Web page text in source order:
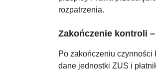
rozpatrzenia.
Zakończenie kontroli
Po zakończeniu
dane jednostki ZUS i